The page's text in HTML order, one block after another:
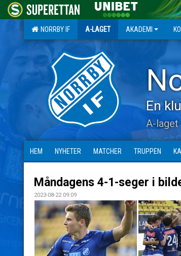
NORRBY IF A-LAGET AKADEMI
En
A-laget
HEM NYHETER MATCHER TRUPPEN
Måndagens 4-1-seger i
2023-08-22 09:09